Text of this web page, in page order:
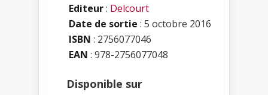
Editeur: Delcourt
Date de sortie : 5 octobre 2016
ISBN : 2756077046
EAN : 978-2756077048
Disponible sur